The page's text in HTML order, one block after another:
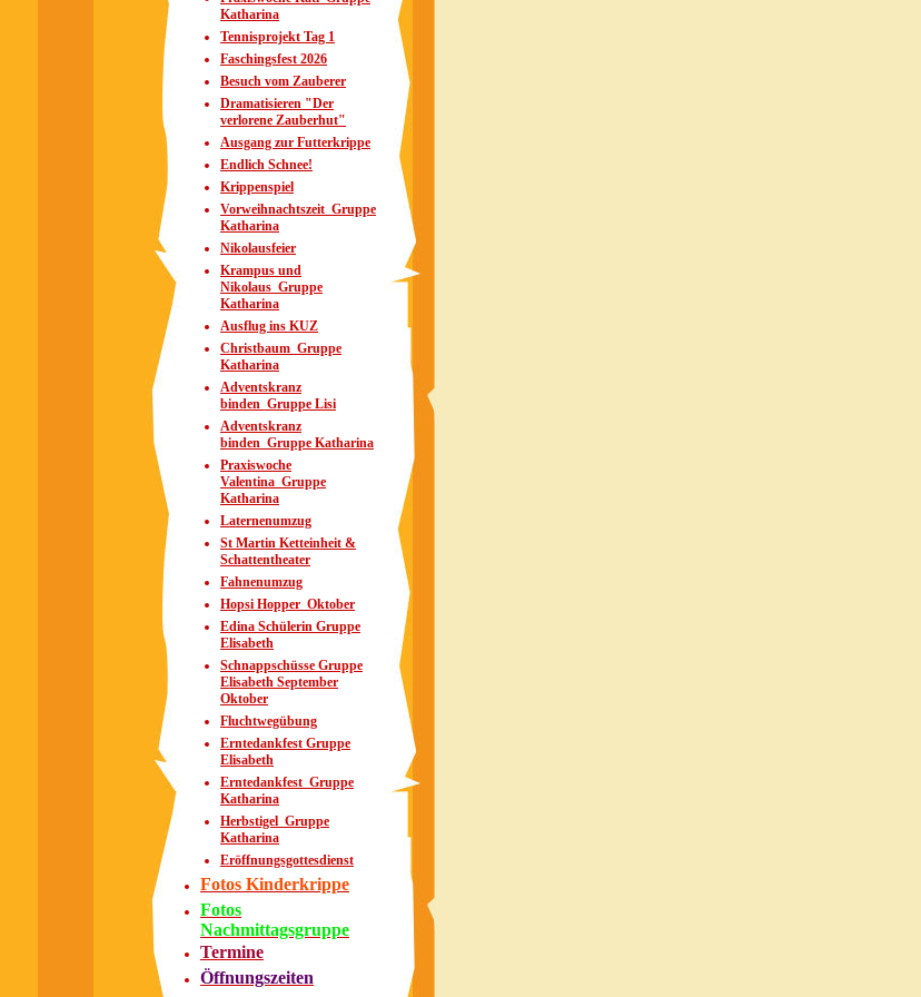
Katharina
Tennisprojekt Tag 1
Faschingsfest 2026
Besuch vom Zauberer
Dramatisieren "Der
verlorene Zauberhut"
Ausgang zur Futterkrippe
Endlich Schnee!
Krippenspiel
Vorweihnachtszeit_Gruppe
Katharina
Nikolausfeier
Krampus und
Nikolaus_Gruppe
Katharina
Ausflug ins KUZ
Christbaum_Gruppe
Katharina
Adventskranz
binden_Gruppe Lisi
Adventskranz
binden_Gruppe Katharina
Praxiswoche
Valentina_Gruppe
Katharina
Laternenumzug
St Martin Ketteinheit &
Schattentheater
Fahnenumzug
Hopsi Hopper_Oktober
Edina Schülerin Gruppe
Elisabeth
Schnappschüsse Gruppe
Elisabeth September
Oktober
Fluchtwegübung
Erntedankfest Gruppe
Elisabeth
Erntedankfest_Gruppe
Katharina
Herbstigel_Gruppe
Katharina
Eröffnungsgottesdienst
Fotos Kinderkrippe
Fotos
Nachmittagsgruppe
Termine
Öffnungszeiten